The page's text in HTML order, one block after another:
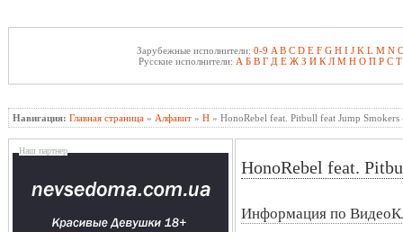
Зарубежные исполнители: 0-9 A B C D E F G H I J K L M N
Русские исполнители: А Б В Г Д Е Ж З И К Л М Н О П Р С Т
Навигация: Главная страница » Алфавит » H » HonoRebel feat. Pitbull feat Jump
Наш партнер
HonoRebel feat.
Информация по